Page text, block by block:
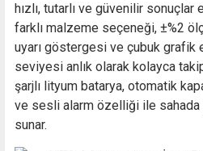
hızlı, tutarlı ve güvenilir
farklı malzeme seçeneği, ±%2
uyarı göstergesi ve çubuk grafik
seviyesi anlık olarak kolayca
şarjlı lityum batarya, otomatik
ve sesli alarm özelliği ile sahada
sunar.